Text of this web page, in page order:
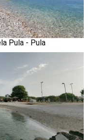
Pula - Pula